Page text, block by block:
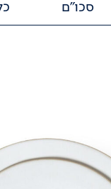
סכו"ם